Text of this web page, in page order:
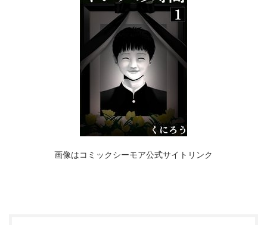
画像はコミックシーモア公式サイトリンク